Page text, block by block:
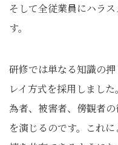
そして全従業員にハラ
す。
研修では単なる知識の
レイ方式を採用しまし
為者、被害者、傍観者の
を演じるのです。これ